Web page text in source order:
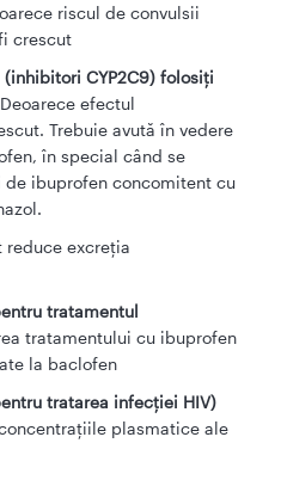
riscul de convulsii
crescut
CYP2C9) folosiți
Deoarece efectul
Trebuie avută în vedere
în special când se
de ibuprofen concomitent cu
reduce excreția
tratamentul
tratamentului cu ibuprofen
la baclofen
tratarea infecției HIV)
plasmatice ale